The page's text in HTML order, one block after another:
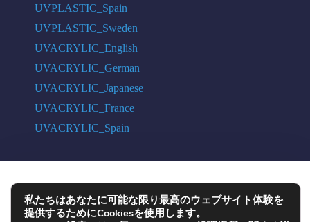
UVPLASTIC_Spain
UVPLASTIC_Sweden
UVACRYLIC_English
UVACRYLIC_German
UVACRYLIC_Japanese
UVACRYLIC_France
UVACRYLIC_Spain
COPYRIGHT © 2004 - 2026 UVPLASTIC MATERIAL TECHNOLOGY CO.,
LTD. ALL RIGHTS RESERVED
私たちはあなたに可能な限り最高のウェブサイト体験を
提供するためにCookiesを使用します。